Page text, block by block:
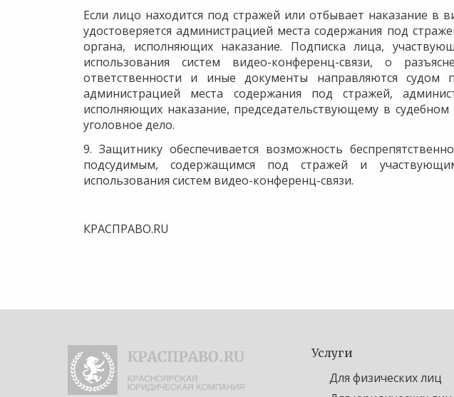
Если лицо находится под стражей или отбывает наказание в
удостоверяется администрацией места содержания под
органа, исполняющих наказание. Подписка лица,
использования систем видео-конференц-связи, о
ответственности и иные документы направляются судом
администрацией места содержания под стражей,
исполняющих наказание, председательствующему в судебном
уголовное дело.
9. Защитнику обеспечивается возможность
подсудимым, содержащимся под стражей и
использования систем видео-конференц-связи.
КРАСПРАВО.RU
Услуги
Для физических лиц